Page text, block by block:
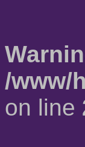
/www/
on line